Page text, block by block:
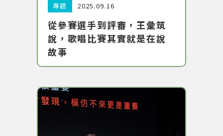
分類:
專題 日期:
2025.09.16
從參賽選手到評審，王彙筑
說，歌唱比賽其實就是在說
故事
音樂獎項
組織協會
曲目統計表
臺北流行音樂中心